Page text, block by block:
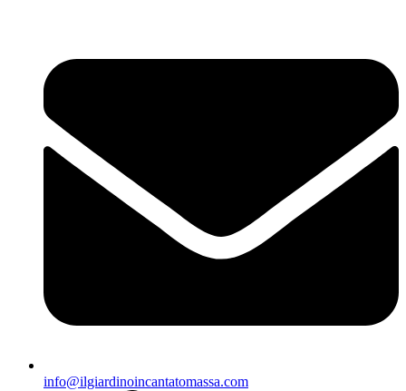
info@ilgiardinoincantatomassa.com